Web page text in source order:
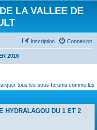
LA VALLEE DE
Connexion
Inscription
2016
tous les sous-forums comme lus
HYDRALAGOU DU 1 ET 2